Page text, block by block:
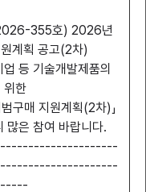
355호) 2026년
계획 공고(2차)
등 기술개발제품의
위한
구매 지원계획(2차)」
많은 참여 바랍니다.